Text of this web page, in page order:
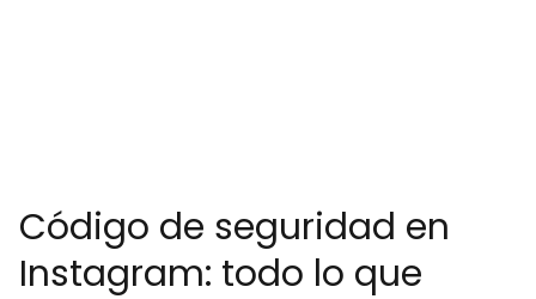
Código de seguridad en
Instagram: todo lo que